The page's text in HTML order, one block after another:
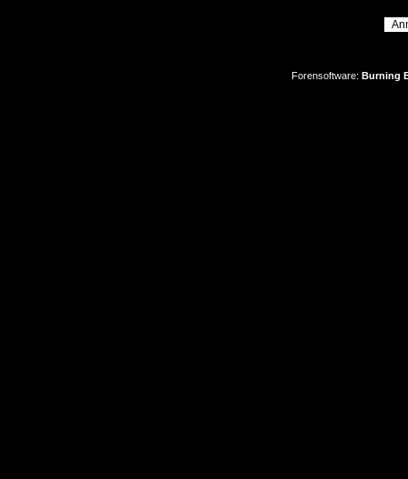
Forensoftware: Burning